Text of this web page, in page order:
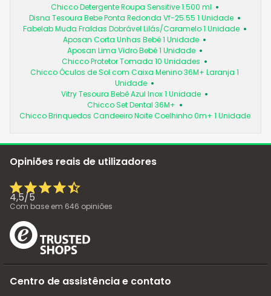
Chicco Detergente Roupa Sensitive 1.500 ml
Disna Tesoura Bebe Ponta Redonda Vf-25.55 1 Unidade
Fabelab Muda Fraldas Dobrável Lilás/Caramelo 1 Unidade
Aposan Corta Unhas Bebé 1 Unidade
Aposan Lima Vidro Bebé 1 Unidade
Chicco Protetor Tomada 10 Unidades
Chicco Óculos de Sol com Caixa Menino 36M+ Laranja 1
Unidade
Vitry Tesoura Bebê Azul Inox 1 Unidade
Chicco Set Dental 36M+
Chicco Brinquedos Candeeiro Noite Coelhinho 0m+ 1 Unidade
Opiniões reais de utilizadores
4,5/5
Com base em 646 opiniões
Centro de assistência e contato